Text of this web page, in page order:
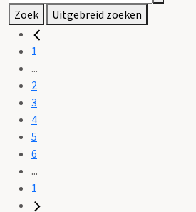
Zoek Uitgebreid zoeken
1
...
2
3
4
5
6
...
1